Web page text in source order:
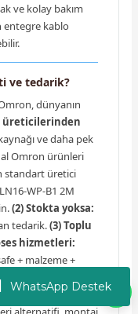
WhatsApp Destek
ve kolay bakım
entegre kablo
ve tedarik?
dünyanın
üreticilerinden
ve daha pek
Omron ürünleri
standart üretici
WP-B1 2M
(2) Stokta yoksa:
tedarik.(3) Toplu
hizmetleri:
+ malzeme +
NC, PNP/NPN,